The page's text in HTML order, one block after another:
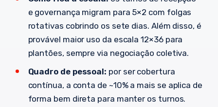
e governança migram para 5×2 com folgas
rotativas cobrindo os sete dias. Além disso, é
provável maior uso da escala 12×36 para
plantões, sempre via negociação coletiva.
Quadro de pessoal: por ser cobertura
contínua, a conta de ~10% a mais se aplica de
forma bem direta para manter os turnos.